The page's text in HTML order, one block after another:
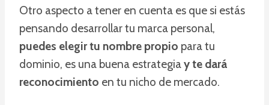
Otro aspecto a tener en cuenta es que si estás
pensando desarrollar tu marca personal,
puedes elegir tu nombre propio para tu
dominio, es una buena estrategiay te dará
reconocimiento en tu nicho de mercado.